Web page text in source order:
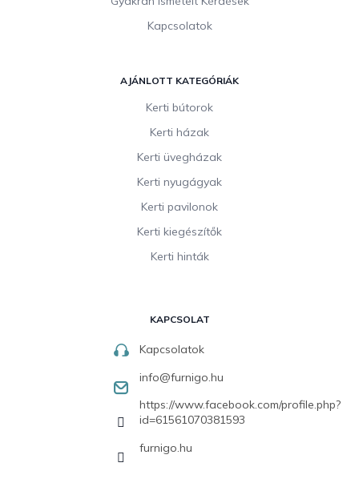
Kapcsolatok
AJÁNLOTT KATEGÓRIÁK
Kerti bútorok
Kerti házak
Kerti üvegházak
Kerti nyugágyak
Kerti pavilonok
Kerti kiegészítők
Kerti hinták
KAPCSOLAT
Kapcsolatok
info@furnigo.hu
https://www.facebook.com/profile.php?
id=61561070381593
furnigo.hu